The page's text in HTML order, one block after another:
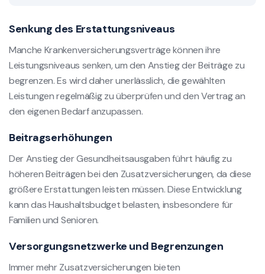
Senkung des Erstattungsniveaus
Manche Krankenversicherungsverträge können ihre
Leistungsniveaus senken, um den Anstieg der Beiträge zu
begrenzen. Es wird daher unerlässlich, die gewählten
Leistungen regelmäßig zu überprüfen und den Vertrag an
den eigenen Bedarf anzupassen.
Beitragserhöhungen
Der Anstieg der Gesundheitsausgaben führt häufig zu
höheren Beiträgen bei den Zusatzversicherungen, da diese
größere Erstattungen leisten müssen. Diese Entwicklung
kann das Haushaltsbudget belasten, insbesondere für
Familien und Senioren.
Versorgungsnetzwerke und Begrenzungen
Immer mehr Zusatzversicherungen bieten